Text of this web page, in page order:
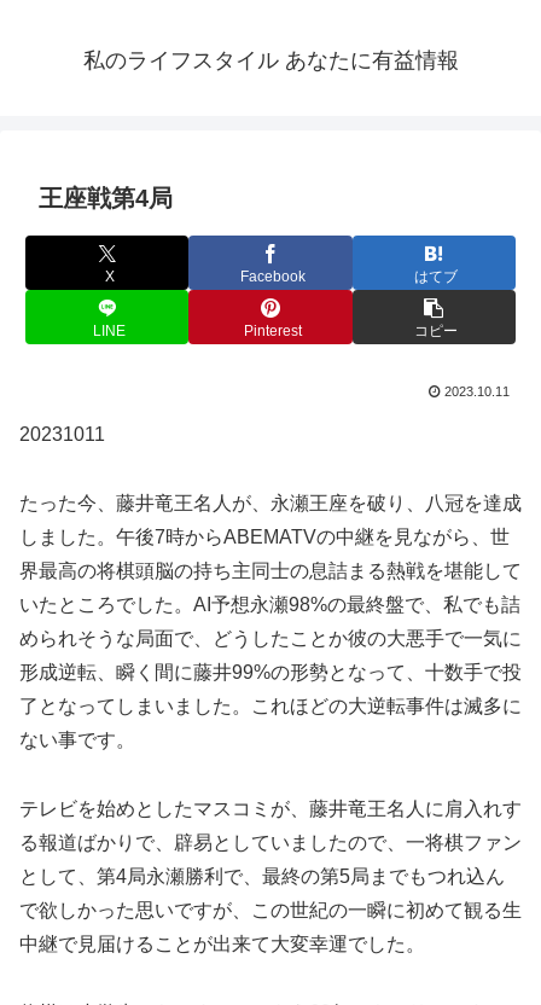
私のライフスタイル あなたに有益情報
王座戦第4局
X Facebook はてブ
LINE Pinterest コピー
2023.10.11
20231011
たった今、藤井竜王名人が、永瀬王座を破り、八冠を達成
しました。午後7時からABEMATVの中継を見ながら、世
界最高の将棋頭脳の持ち主同士の息詰まる熱戦を堪能して
いたところでした。AI予想永瀬98%の最終盤で、私でも詰
められそうな局面で、どうしたことか彼の大悪手で一気に
形成逆転、瞬く間に藤井99%の形勢となって、十数手で投
了となってしまいました。これほどの大逆転事件は滅多に
ない事です。
テレビを始めとしたマスコミが、藤井竜王名人に肩入れす
る報道ばかりで、辟易としていましたので、一将棋ファン
として、第4局永瀬勝利で、最終の第5局までもつれ込ん
で欲しかった思いですが、この世紀の一瞬に初めて観る生
中継で見届けることが出来て大変幸運でした。